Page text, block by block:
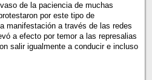
de la paciencia de muchas
por este tipo de
manifestación a través de las redes
a efecto por temor a las represalias
salir igualmente a conducir e incluso